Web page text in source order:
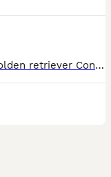
Disponibles preciosos cachorros de Golden retriever Contamos con hembras y machos. Somos un criadero familiar y te ofrecemos la posibilidad de venir a conocer a los cachorros en persona o mediante videollamada. Entregamos a los cachorros con todo en regla: • Vacunas correspondientes a su edad • Desparasitación interna y externa • Cartilla sanitaria • Revisión veterinaria • Pasaporte • Microchip • Contrato de adopción con garantías Realizamos entregas en toda la península, incluyendo: Galicia, Cantabria, País Vasco, Barcelona, Zaragoza, Huesca, Valencia, Castilla-La Mancha, Castilla y León, , Murcia y Andalucía. Para cualquier consulta o para recibir fotos y vídeos de los cachorros, no dudes en contactarnos. También puedes ver más en nuestro perfil: [@cachorrospippiespremium]. 📞 Teléfono y WhatsApp: 663 736 099 Atendemos de lunes a domingo. Preguntar por Carla. ¡Estaremos encantados de ayudarte!